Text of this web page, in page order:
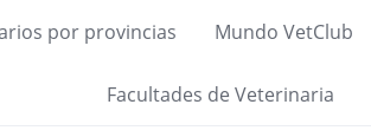
por provincias Mundo VetClub
Facultades de Veterinaria